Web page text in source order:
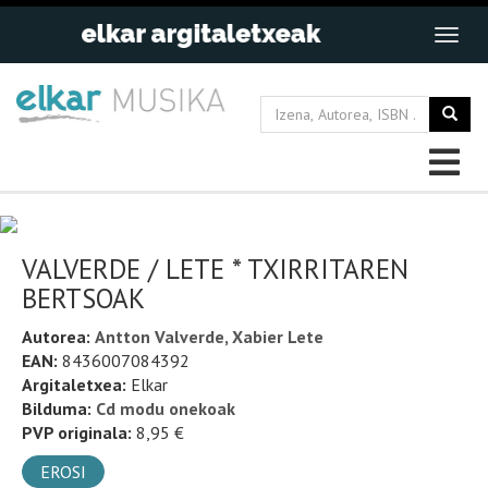
VALVERDE / LETE * TXIRRITAREN
BERTSOAK
Autorea: Antton Valverde, Xabier Lete
EAN: 8436007084392
Argitaletxea: Elkar
Bilduma: Cd modu onekoak
PVP originala: 8,95 €
EROSI